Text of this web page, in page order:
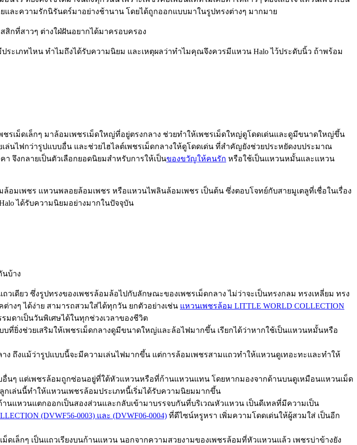
ะความรักนิรันดร์มาอย่างช้านาน โดยได้ถูกออกแบบมาในรูปทรงต่างๆ มากมาย
กที่สาวๆ ต่างใฝ่ฝันอยากได้มาครอบครอง
ะเภทไหน ทำไมถึงได้รับความนิยม และเหตุผลว่าทำไมคุณจึงควรมีแหวน Halo ไว้ประดับนิ้ว ถ้าพร้อม
รเม็ดเล็กๆ มาล้อมเพชรเม็ดใหญ่ที่อยู่ตรงกลาง ช่วยทำให้เพชรเม็ดใหญ่ดูโดดเด่นและดูมีขนาดใหญ่ขึ้น
นไฟกว่ารูปแบบอื่น และช่วยไฮไลต์เพชรเม็ดกลางให้ดูโดดเด่น ที่สำคัญยังช่วยประหยัดงบประมาณ
จึงกลายเป็นตัวเลือกยอดนิยมสำหรับการให้เป็นของขวัญให้คนรัก หรือใช้เป็นแหวนหมั้นและแหวน
มเพชร แหวนพลอยล้อมเพชร หรือแหวนไพลินล้อมเพชร เป็นต้น ซึ่งตอบโจทย์กับสายมูเตลูที่เชื่อในเรื่อง
ได้รับความนิยมอย่างมากในปัจจุบัน
บ้าง
ถวเดียว ซึ่งรูปทรงของเพชรล้อมล้อไปกับลักษณะของเพชรเม็ดกลาง ไม่ว่าจะเป็นทรงกลม ทรงเหลี่ยม ทรง
างๆ ได้ง่าย สามารถสวมใส่ได้ทุกวัน ยกตัวอย่างเช่น แหวนเพชรล้อม LITTLE WORLD COLLECTION
มดาเป็นวันพิเศษได้ในทุกช่วงเวลาของชีวิต
ที่ยิ่งช่วยเสริมให้เพชรเม็ดกลางดูมีขนาดใหญ่และล้อไฟมากขึ้น เรียกได้ว่าหากใช้เป็นแหวนหมั้นหรือ
ถึงแม้ว่ารูปแบบนี้จะมีความเล่นไฟมากขึ้น แต่การล้อมเพชรสามแถวทำให้แหวนดูเทอะทะและทำให้
อื่นๆ แต่เพชรล้อมถูกซ่อนอยู่ที่ใต้หัวแหวนหรือที่ก้านแหวนแทน โดยหากมองจากด้านบนดูเหมือนแหวนเม็ด
กเล่นนี้ทำให้แหวนเพชรล้อมประเภทนี้เริ่มได้รับความนิยมมากขึ้น
แหวนแตกออกเป็นสองส่วนและกลับเข้ามาบรรจบกันที่บริเวณหัวแหวน เป็นดีเทลที่มีความเป็น
(DVWF56-0003) และ (DVWF06-0004) ที่ดีไซน์หรูหรา เพิ่มความโดดเด่นให้ผู้สวมใส่ เป็นอีก
ดเล็กๆ เป็นแถวเรียงบนก้านแหวน นอกจากความสวยงามของเพชรล้อมที่หัวแหวนแล้ว เพชรบ่าข้างยัง